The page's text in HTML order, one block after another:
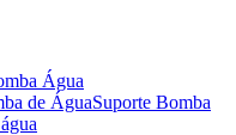
Água
de ÁguaSuporte Bomba